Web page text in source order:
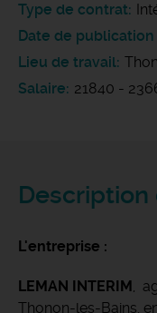
Type de contrat
Date de publication
Lieu de travail
Salaire 21840 -
L'entreprise :
LEMAN INTERIM,
Thonon-les-Bains,